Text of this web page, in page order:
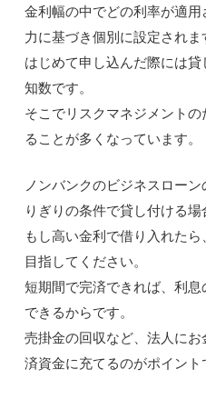
金利幅の中でどの利率が適
力に基づき個別に設定されま
はじめて申し込んだ際には
知数です。
そこでリスクマネジメント
ることが多くなっています。
ノンバンクのビジネスロー
りぎりの条件で貸し付ける場
もし高い金利で借り入れた
目指してください。
短期間で完済できれば、利
できるからです。
売掛金の回収など、法人に
済資金に充てるのがポイント